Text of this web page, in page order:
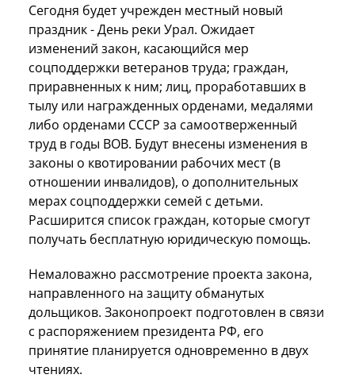
Сегодня будет учрежден местный новый
праздник - День реки Урал. Ожидает
изменений закон, касающийся мер
соцподдержки ветеранов труда; граждан,
приравненных к ним; лиц, проработавших в
тылу или награжденных орденами, медалями
либо орденами СССР за самоотверженный
труд в годы ВОВ. Будут внесены изменения в
законы о квотировании рабочих мест (в
отношении инвалидов), о дополнительных
мерах соцподдержки семей с детьми.
Расширится список граждан, которые смогут
получать бесплатную юридическую помощь.
Немаловажно рассмотрение проекта закона,
направленного на защиту обманутых
дольщиков. Законопроект подготовлен в связи
с распоряжением президента РФ, его
принятие планируется одновременно в двух
чтениях.